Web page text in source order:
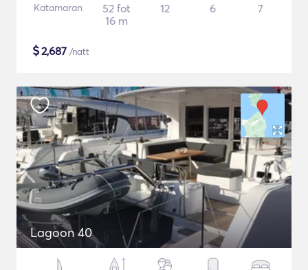
Katamaran
52 fot
16 m
12 6 7
$2,687 /natt
Lagoon 40